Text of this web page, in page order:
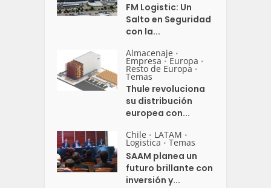
FM Logistic: Un
Salto en Seguridad
con la...
Almacenaje •
Empresa • Europa •
Resto de Europa •
Temas
Thule revoluciona
su distribución
europea con...
Chile • LATAM •
Logistica • Temas
SAAM planea un
futuro brillante con
inversión y...